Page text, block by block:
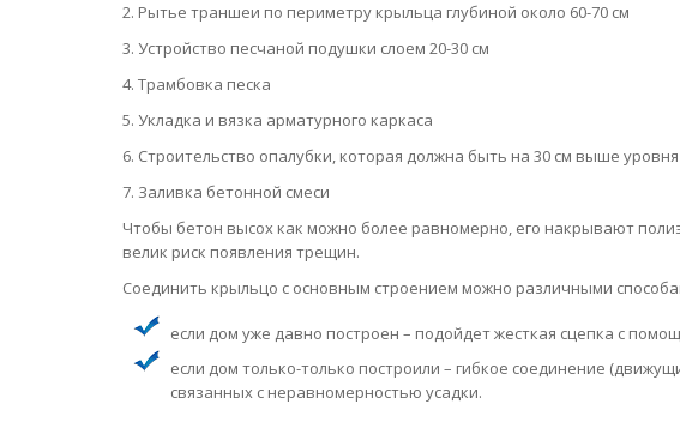
2. Рытье траншеи по периметру крыльца глубиной около 60-70 см
3. Устройство песчаной подушки слоем 20-30 см
4. Трамбовка песка
5. Укладка и вязка арматурного каркаса
6. Строительство опалубки, которая должна быть на 30 см выше
7. Заливка бетонной смеси
Чтобы бетон высох как можно более равномерно, его накрывают
велик риск появления трещин.
Соединить крыльцо с основным строением можно различными
если дом уже давно построен – подойдет жесткая сцепка с
если дом только-только построили – гибкое соединение
связанных с неравномерностью усадки.